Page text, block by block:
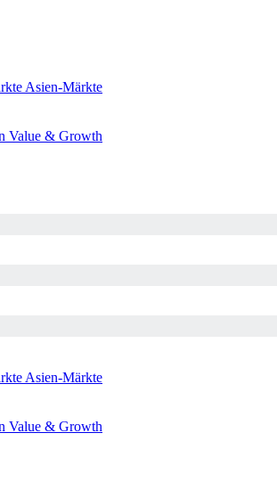
Asien-Märkte
Value & Growth
Asien-Märkte
Value & Growth